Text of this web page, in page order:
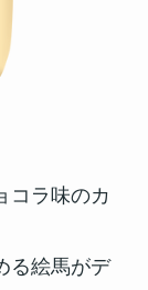
コラ味のカ
る絵馬がデ